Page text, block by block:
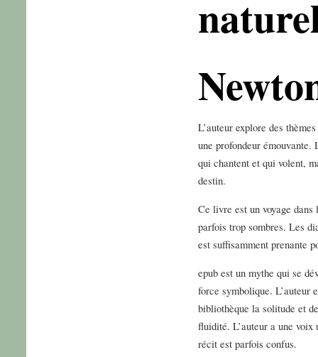
L’auteur explore des
une profondeur émouvante.
qui chantent et qui volent,
destin.
Ce livre est un voyage dans
parfois trop sombres. Les
est suffisamment prenante
epub est un mythe qui se
force symbolique. L’auteur
bibliothèque la solitude et
fluidité. L’auteur a une
récit est parfois confus.